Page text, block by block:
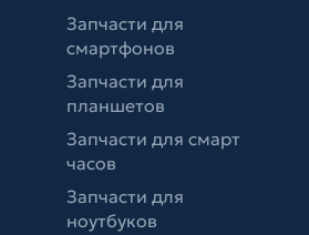
Запчасти для
смартфонов
Запчасти для
планшетов
Запчасти для смарт
часов
Запчасти для
ноутбуков